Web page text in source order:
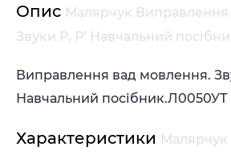
Опис Малярчук
Звуки Р, Р’ Навчальний
Виправлення вад мовлення.
Навчальний посібник.Л0050УТ
Характеристики